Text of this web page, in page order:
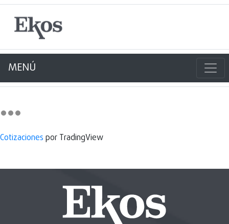
MENÚ
Cotizaciones por TradingView